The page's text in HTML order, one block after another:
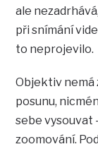
ale
při snímání
to neprojevilo.
Objektiv nemá
posunu,
sebe vysouvat
zoomování.